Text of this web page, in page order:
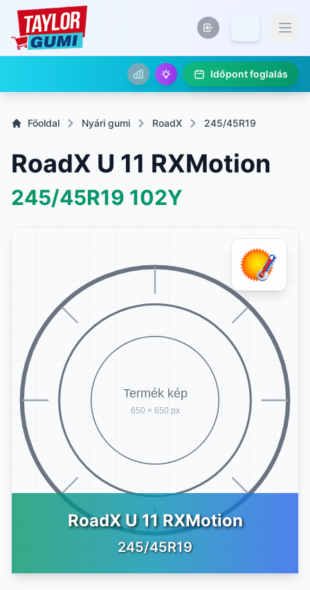
Időpont foglalás
Főoldal Nyári gumi RoadX 245/45R19
RoadX U 11 RXMotion
245/45R19 102Y
RoadX U 11 RXMotion
245/45R19